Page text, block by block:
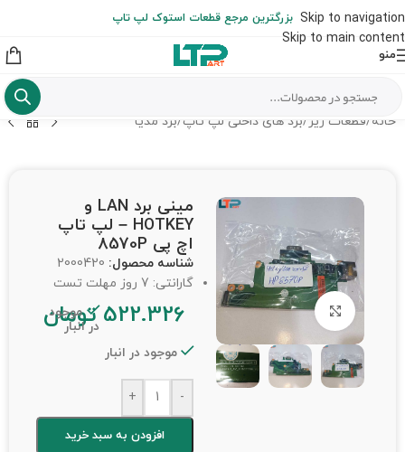
Skip to navigation
Skip to main content
از شهرستان به عهده مشتری است)
بزرگترین مرجع قطعات استوک لپ تاپ
منو
خانه /قطعات ریز /برد های داخلی لپ تاپ/برد مدیا
برای بزرگنمایی کلیک کنید
مینی برد LAN و
HOTKEY – لپ تاپ
اچ پی 8570P
شناسه محصول: 2000420
گارانتی: 7 روز مهلت تست
522.326 تومان
موجود
در انبار
موجود در انبار
-
+
افزودن به سبد خرید